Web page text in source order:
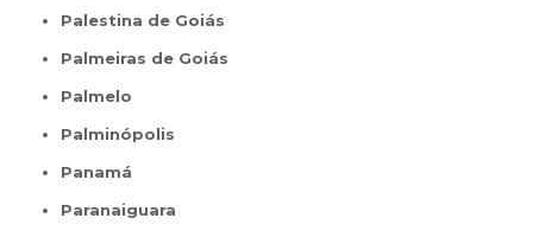
Palestina de Goiás
Palmeiras de Goiás
Palmelo
Palminópolis
Panamá
Paranaiguara